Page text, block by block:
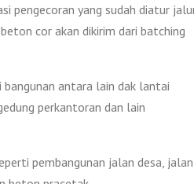
pengecoran yang sudah diatur
cor akan dikirim dari batching
antara lain dak lantai
perkantoran dan lain
pembangunan jalan desa, jalan